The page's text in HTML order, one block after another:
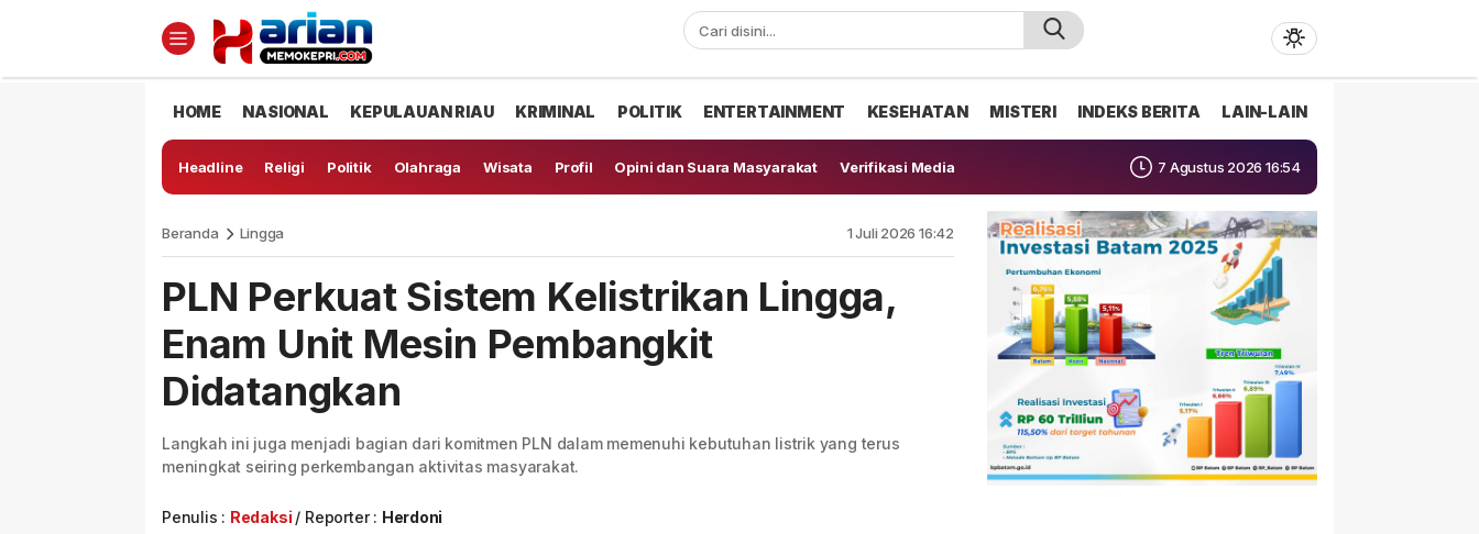
HOME NASIONAL KEPULAUAN RIAU KRIMINAL POLITIK ENTERTAINMENT KESEHATAN MISTERI INDEKS BERITA LAIN-LAIN
Headline Religi Politik Olahraga Wisata Profil Opini dan Suara Masyarakat Verifikasi Media 7 Agustus 2026 16:54
Beranda Lingga 1 Juli 2026 16:42
PLN Perkuat Sistem Kelistrikan Lingga,
Enam Unit Mesin Pembangkit
Didatangkan
Langkah ini juga menjadi bagian dari komitmen PLN dalam memenuhi kebutuhan listrik yang terus
meningkat seiring perkembangan aktivitas masyarakat.
Penulis : Redaksi Reporter : Herdoni